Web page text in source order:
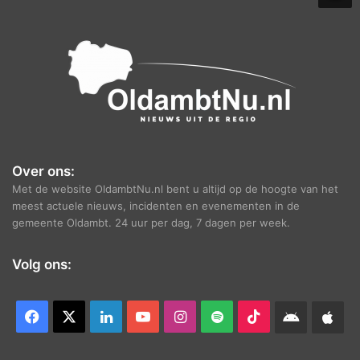
Over ons:
Met de website OldambtNu.nl bent u altijd op de hoogte van het
meest actuele nieuws, incidenten en evenementen in de
gemeente Oldambt. 24 uur per dag, 7 dagen per week.
Volg ons:
Facebook LinkedInYouTubeInstagram
Spotify TikTokAndroid